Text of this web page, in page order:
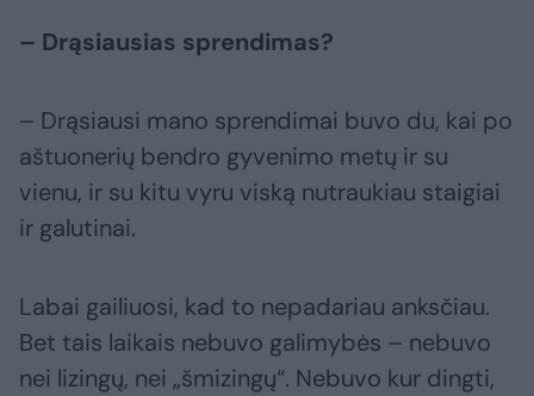
– Drąsiausias sprendimas?
– Drąsiausi mano sprendimai buvo du, kai po
aštuonerių bendro gyvenimo metų ir su
vienu, ir su kitu vyru viską nutraukiau staigiai
ir galutinai.
Labai gailiuosi, kad to nepadariau anksčiau.
Bet tais laikais nebuvo galimybės – nebuvo
nei lizingų, nei „šmizingų“. Nebuvo kur dingti,